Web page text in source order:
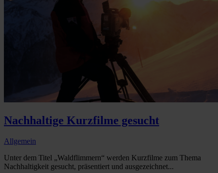
Nachhaltige Kurzfilme gesucht
Allgemein
Unter dem Titel „Waldflimmern“ werden Kurzfilme zum Thema
Nachhaltigkeit gesucht, präsentiert und ausgezeichnet...